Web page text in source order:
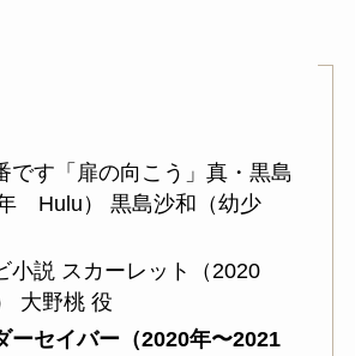
です「扉の向こう」真・黒島
Hulu） 黒島沙和（幼少
小説 スカーレット（2020
大野桃 役
ーセイバー（2020年〜2021